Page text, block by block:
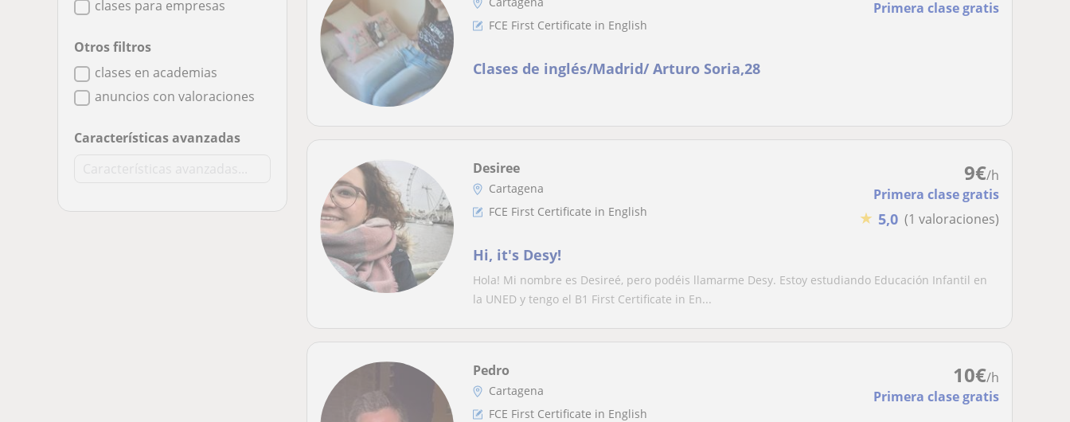
clases para empresas
Otros filtros
clases en academias
anuncios con valoraciones
Características avanzadas
Primera clase gratis
FCE First Certificate in English
Clases de inglés/Madrid/ Arturo Soria,28
9€/h
Primera clase gratis
★ 5,0 (1 valoraciones)
Desiree
Cartagena
FCE First Certificate in English
Hi, it's Desy!
Hola! Mi nombre es Desireé, pero podéis llamarme Desy. Estoy estudiando Educación Infantil en
la UNED y tengo el B1 First Certificate in En...
10€/h
Primera clase gratis
Pedro
Cartagena
FCE First Certificate in English